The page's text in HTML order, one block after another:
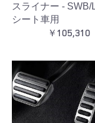
スライナー - SWB/
シート車用
￥105,310